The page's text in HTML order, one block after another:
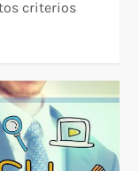
criterios